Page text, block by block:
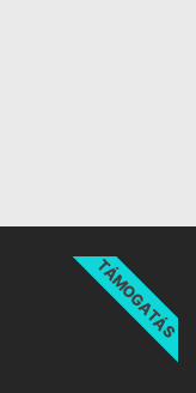
TÁMOGATÁS